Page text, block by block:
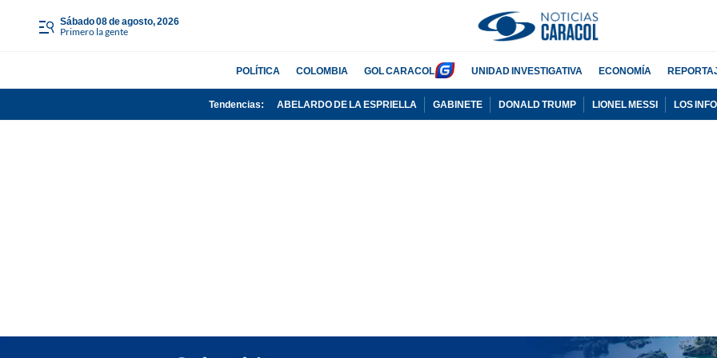
sábado 08 de agosto, 2026
Primero la gente
POLÍTICA COLOMBIA GOL CARACOL UNIDAD INVESTIGATIVA ECONOMÍA
Tendencias: ABELARDO DE LA ESPRIELLA GABINETE DONALD TRUMP LIONEL MESSI LOS